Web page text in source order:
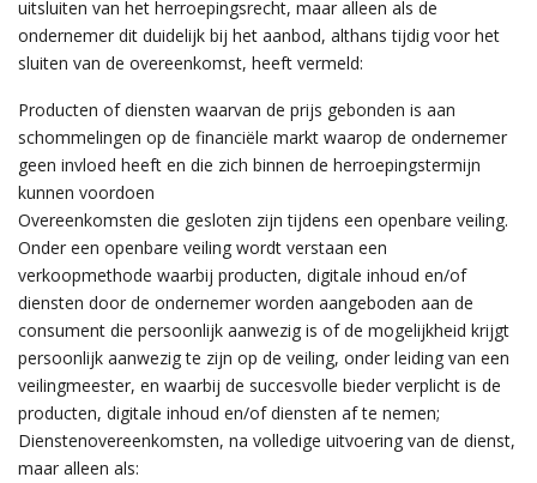
uitsluiten van het herroepingsrecht, maar alleen als de
ondernemer dit duidelijk bij het aanbod, althans tijdig voor het
sluiten van de overeenkomst, heeft vermeld:
Producten of diensten waarvan de prijs gebonden is aan
schommelingen op de financiële markt waarop de ondernemer
geen invloed heeft en die zich binnen de herroepingstermijn
kunnen voordoen
Overeenkomsten die gesloten zijn tijdens een openbare veiling.
Onder een openbare veiling wordt verstaan een
verkoopmethode waarbij producten, digitale inhoud en/of
diensten door de ondernemer worden aangeboden aan de
consument die persoonlijk aanwezig is of de mogelijkheid krijgt
persoonlijk aanwezig te zijn op de veiling, onder leiding van een
veilingmeester, en waarbij de succesvolle bieder verplicht is de
producten, digitale inhoud en/of diensten af te nemen;
Dienstenovereenkomsten, na volledige uitvoering van de dienst,
maar alleen als: